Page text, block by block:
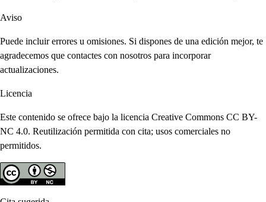
Aviso
Puede incluir errores u omisiones. Si dispones de una edición mejor, te
agradecemos que contactes con nosotros para incorporar
actualizaciones.
Licencia
Este contenido se ofrece bajo la licencia Creative Commons CC BY-
NC 4.0. Reutilización permitida con cita; usos comerciales no
permitidos.